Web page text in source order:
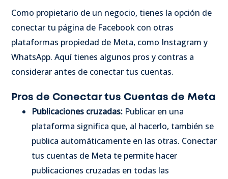
Como propietario de un negocio, tienes la opción de
conectar tu página de Facebook con otras
plataformas propiedad de Meta, como Instagram y
WhatsApp. Aquí tienes algunos pros y contras a
considerar antes de conectar tus cuentas.
Pros de Conectar tus Cuentas de Meta
Publicaciones cruzadas: Publicar en una
plataforma significa que, al hacerlo, también se
publica automáticamente en las otras. Conectar
tus cuentas de Meta te permite hacer
publicaciones cruzadas en todas las